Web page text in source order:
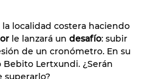
localidad costera haciendo
le lanzará un desafío: subir
de un cronómetro. En su
Bebito Lertxundi. ¿Serán
superarlo?